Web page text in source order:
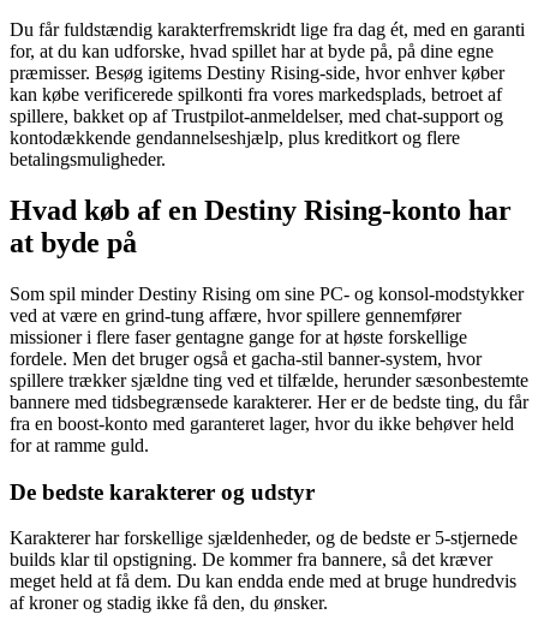
Du får fuldstændig karakterfremskridt lige fra dag ét, med en garanti
for, at du kan udforske, hvad spillet har at byde på, på dine egne
præmisser. Besøg igitems Destiny Rising-side, hvor enhver køber
kan købe verificerede spilkonti fra vores markedsplads, betroet af
spillere, bakket op af Trustpilot-anmeldelser, med chat-support og
kontodækkende gendannelseshjælp, plus kreditkort og flere
betalingsmuligheder.
Hvad køb af en Destiny Rising-konto har
at byde på
Som spil minder Destiny Rising om sine PC- og konsol-modstykker
ved at være en grind-tung affære, hvor spillere gennemfører
missioner i flere faser gentagne gange for at høste forskellige
fordele. Men det bruger også et gacha-stil banner-system, hvor
spillere trækker sjældne ting ved et tilfælde, herunder sæsonbestemte
bannere med tidsbegrænsede karakterer. Her er de bedste ting, du får
fra en boost-konto med garanteret lager, hvor du ikke behøver held
for at ramme guld.
De bedste karakterer og udstyr
Karakterer har forskellige sjældenheder, og de bedste er 5-stjernede
builds klar til opstigning. De kommer fra bannere, så det kræver
meget held at få dem. Du kan endda ende med at bruge hundredvis
af kroner og stadig ikke få den, du ønsker.